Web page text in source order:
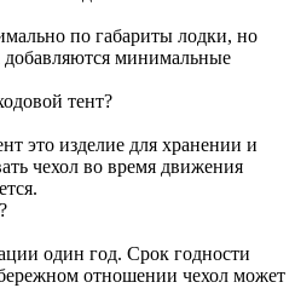
по габариты лодки, но
добавляются минимальные
тент?
это изделие для хранении и
чехол во время движения
один год. Срок годности
отношении чехол может